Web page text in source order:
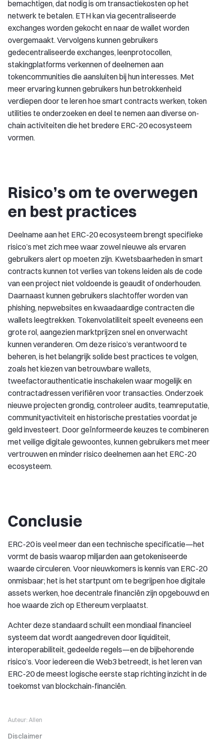
bemachtigen, dat nodig is om transactiekosten op het
netwerk te betalen. ETH kan via gecentraliseerde
exchanges worden gekocht en naar de wallet worden
overgemaakt. Vervolgens kunnen gebruikers
gedecentraliseerde exchanges, leenprotocollen,
stakingplatforms verkennen of deelnemen aan
tokencommunities die aansluiten bij hun interesses. Met
meer ervaring kunnen gebruikers hun betrokkenheid
verdiepen door te leren hoe smart contracts werken, token
utilities te onderzoeken en deel te nemen aan diverse on-
chain activiteiten die het bredere ERC-20 ecosysteem
vormen.
Risico’s om te overwegen
en best practices
Deelname aan het ERC-20 ecosysteem brengt specifieke
risico’s met zich mee waar zowel nieuwe als ervaren
gebruikers alert op moeten zijn. Kwetsbaarheden in smart
contracts kunnen tot verlies van tokens leiden als de code
van een project niet voldoende is geaudit of onderhouden.
Daarnaast kunnen gebruikers slachtoffer worden van
phishing, nepwebsites en kwaadaardige contracten die
wallets leegtrekken. Tokenvolatiliteit speelt eveneens een
grote rol, aangezien marktprijzen snel en onverwacht
kunnen veranderen. Om deze risico’s verantwoord te
beheren, is het belangrijk solide best practices te volgen,
zoals het kiezen van betrouwbare wallets,
tweefactorauthenticatie inschakelen waar mogelijk en
contractadressen verifiëren voor transacties. Onderzoek
nieuwe projecten grondig, controleer audits, teamreputatie,
communityactiviteit en historische prestaties voordat je
geld investeert. Door geïnformeerde keuzes te combineren
met veilige digitale gewoontes, kunnen gebruikers met meer
vertrouwen en minder risico deelnemen aan het ERC-20
ecosysteem.
Conclusie
ERC-20 is veel meer dan een technische specificatie—het
vormt de basis waarop miljarden aan getokeniseerde
waarde circuleren. Voor nieuwkomers is kennis van ERC-20
onmisbaar; het is het startpunt om te begrijpen hoe digitale
assets werken, hoe decentrale financiën zijn opgebouwd en
hoe waarde zich op Ethereum verplaatst.
Achter deze standaard schuilt een mondiaal financieel
systeem dat wordt aangedreven door liquiditeit,
interoperabiliteit, gedeelde regels—en de bijbehorende
risico’s. Voor iedereen die Web3 betreedt, is het leren van
ERC-20 de meest logische eerste stap richting inzicht in de
toekomst van blockchain-financiën.
Auteur: Allen
Disclaimer